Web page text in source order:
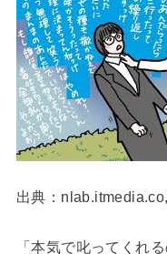
出典：
「本気で叱ってくれ